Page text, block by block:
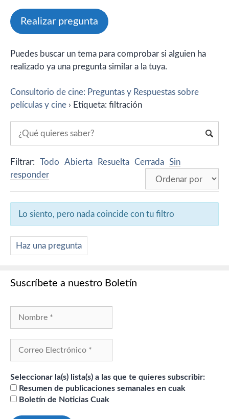
Realizar pregunta
Puedes buscar un tema para comprobar si alguien ha
realizado ya una pregunta similar a la tuya.
Consultorio de cine: Preguntas y Respuestas sobre
películas y cine › Etiqueta: filtración
Filtrar: Todo Abierta Resuelta Cerrada Sin
responder
Lo siento, pero nada coincide con tu filtro
Haz una pregunta
Suscríbete a nuestro Boletín
Seleccionar la(s) lista(s) a las que te quieres subscribir:
Resumen de publicaciones semanales en cuak
Boletín de Noticias Cuak